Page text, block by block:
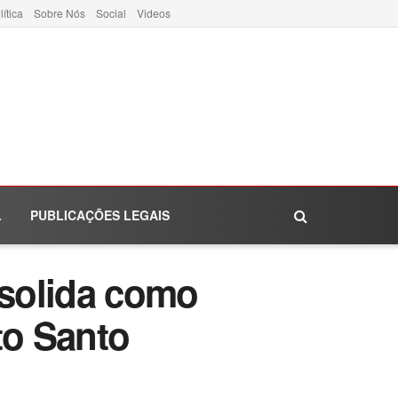
Sobre Nós Social Videos
PUBLICAÇÕES LEGAIS
como
Santo